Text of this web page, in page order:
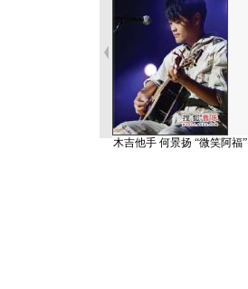
木吉他手 何景扬 “微笑阿福”